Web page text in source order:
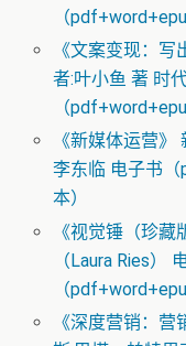
（
《文案变现：
者:叶小鱼 著 时
（
《新媒体运营
李东临 电子书
本）
《视觉锤（珍藏
（Laura Ries）
（
《深度营销：